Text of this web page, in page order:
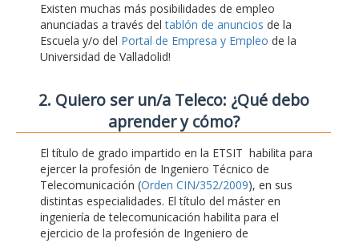
Existen muchas más posibilidades de empleo
anunciadas a través deltablón de anuncios de la
Escuela y/o del Portal de Empresa y Empleo de la
Universidad de Valladolid!
2. Quiero ser un/a Teleco: ¿Qué debo
aprender y cómo?
El título de grado impartido en la ETSIT habilita para
ejercer la profesión de Ingeniero Técnico de
Telecomunicación (Orden CIN/352/2009), en sus
distintas especialidades. El título del máster en
ingeniería de telecomunicación habilita para el
ejercicio de la profesión de Ingeniero de